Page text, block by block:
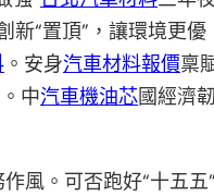
新“置頂”，讓環境更
。安身汽車材料報價稟
中汽車機油芯國經濟
風。可否跑好“十五